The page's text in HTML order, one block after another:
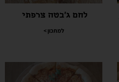
לחם ג'בטה צרפתי
למתכון >